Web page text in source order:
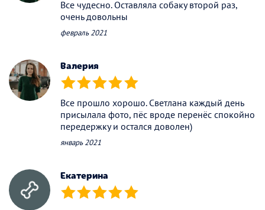
Все чудесно. Оставляла собаку второй раз,
очень довольны
февраль 2021
Валерия
(*) (*) (*) (*) (*)
Все прошло хорошо. Светлана каждый день
присылала фото, пёс вроде перенёс спокойно
передержку и остался доволен)
январь 2021
Екатерина
(*) (*) (*) (*) (*)